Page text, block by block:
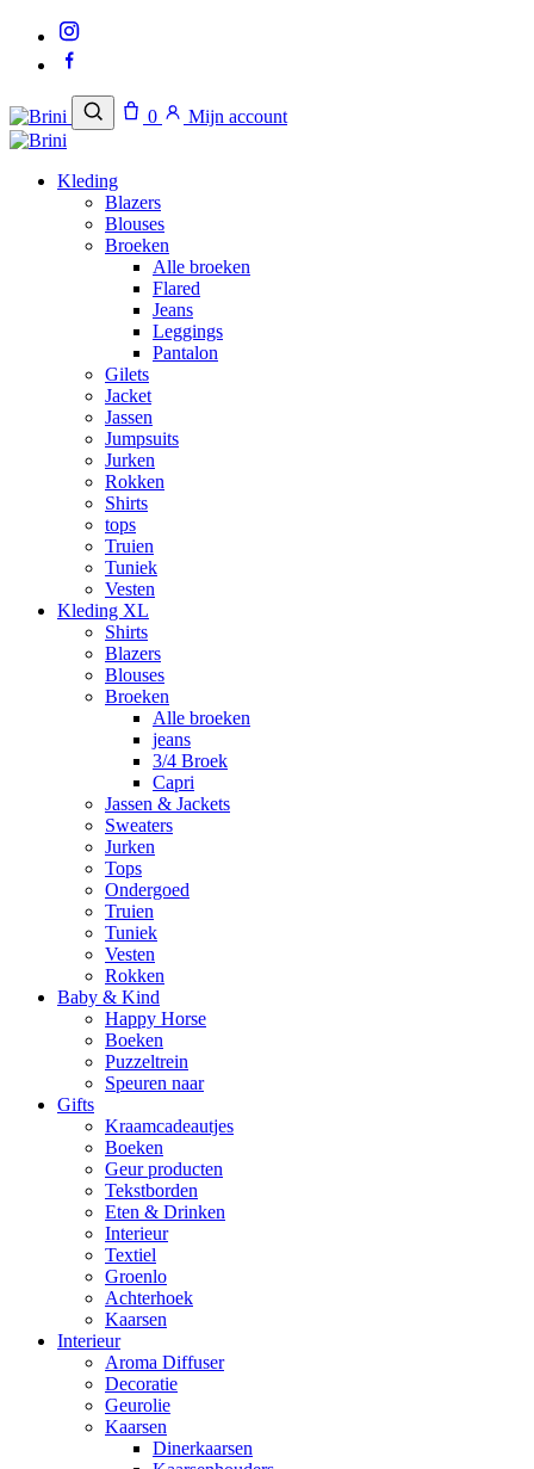
0 Mijn account
Kleding
Blazers
Blouses
Broeken
Alle broeken
Flared
Jeans
Leggings
Pantalon
Gilets
Jacket
Jassen
Jumpsuits
Jurken
Rokken
Shirts
tops
Truien
Tuniek
Vesten
Kleding XL
Shirts
Blazers
Blouses
Broeken
Alle broeken
jeans
3/4 Broek
Capri
Jassen & Jackets
Sweaters
Jurken
Tops
Ondergoed
Truien
Tuniek
Vesten
Rokken
Baby & Kind
Happy Horse
Boeken
Puzzeltrein
Speuren naar
Gifts
Kraamcadeautjes
Boeken
Geur producten
Tekstborden
Eten & Drinken
Interieur
Textiel
Groenlo
Achterhoek
Kaarsen
Interieur
Aroma Diffuser
Decoratie
Geurolie
Kaarsen
Dinerkaarsen